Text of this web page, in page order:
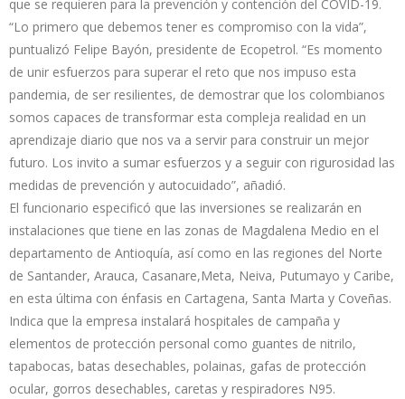
que se requieren para la prevención y contención del COVID-19.
“Lo primero que debemos tener es compromiso con la vida”,
puntualizó Felipe Bayón, presidente de Ecopetrol. “Es momento
de unir esfuerzos para superar el reto que nos impuso esta
pandemia, de ser resilientes, de demostrar que los colombianos
somos capaces de transformar esta compleja realidad en un
aprendizaje diario que nos va a servir para construir un mejor
futuro. Los invito a sumar esfuerzos y a seguir con rigurosidad las
medidas de prevención y autocuidado”, añadió.
El funcionario especificó que las inversiones se realizarán en
instalaciones que tiene en las zonas de Magdalena Medio en el
departamento de Antioquía, así como en las regiones del Norte
de Santander, Arauca, Casanare,Meta, Neiva, Putumayo y Caribe,
en esta última con énfasis en Cartagena, Santa Marta y Coveñas.
Indica que la empresa instalará hospitales de campaña y
elementos de protección personal como guantes de nitrilo,
tapabocas, batas desechables, polainas, gafas de protección
ocular, gorros desechables, caretas y respiradores N95.